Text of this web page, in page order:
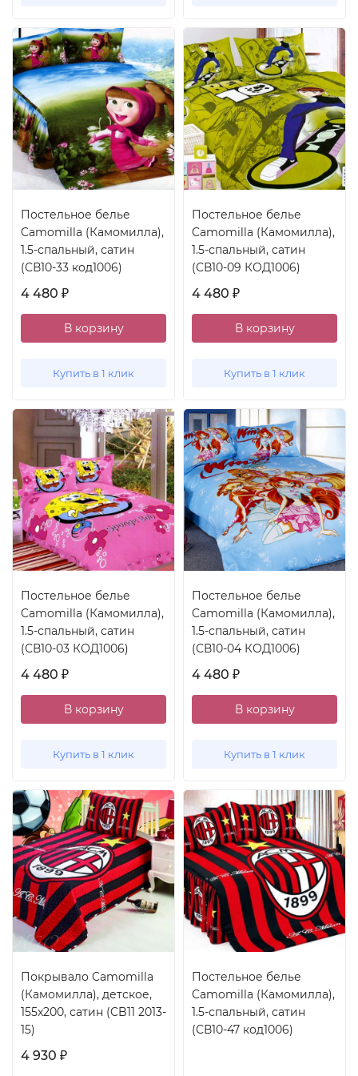
Постельное белье
Camomilla (Камомилла),
1.5-спальный, сатин
(СВ10-33 код1006)
4 480 ₽
В корзину
Купить в 1 клик
Постельное белье
Camomilla (Камомилла),
1.5-спальный, сатин
(СВ10-09 КОД1006)
4 480 ₽
В корзину
Купить в 1 клик
Постельное белье
Camomilla (Камомилла),
1.5-спальный, сатин
(СВ10-03 КОД1006)
4 480 ₽
В корзину
Купить в 1 клик
Постельное белье
Camomilla (Камомилла),
1.5-спальный, сатин
(СВ10-04 КОД1006)
4 480 ₽
В корзину
Купить в 1 клик
Покрывало Camomilla
(Камомилла), детское,
155x200, сатин (CB11 2013-
15)
4 930 ₽
Постельное белье
Camomilla (Камомилла),
1.5-спальный, сатин
(СВ10-47 код1006)